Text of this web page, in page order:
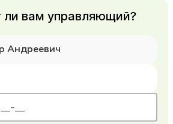
ли вам управляющий?